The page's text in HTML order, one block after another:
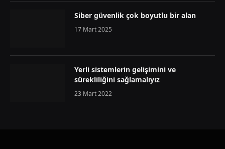
Siber güvenlik çok boyutlu bir alan
17 Mart 2025
Yerli sistemlerin gelişimini ve
sürekliliğini sağlamalıyız
23 Mart 2022